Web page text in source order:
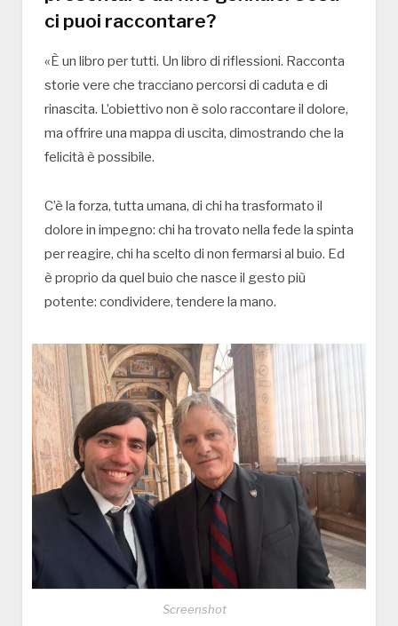
ci puoi raccontare?
«È un libro per tutti. Un libro di riflessioni. Racconta
storie vere che tracciano percorsi di caduta e di
rinascita. L’obiettivo non è solo raccontare il dolore,
ma offrire una mappa di uscita, dimostrando che la
felicità è possibile.
C’è la forza, tutta umana, di chi ha trasformato il
dolore in impegno: chi ha trovato nella fede la spinta
per reagire, chi ha scelto di non fermarsi al buio. Ed
è proprio da quel buio che nasce il gesto più
potente: condividere, tendere la mano.
Screenshot